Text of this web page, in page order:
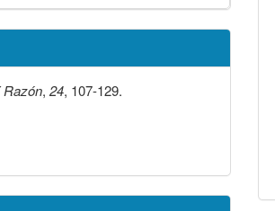
Razón, 24, 107-129.